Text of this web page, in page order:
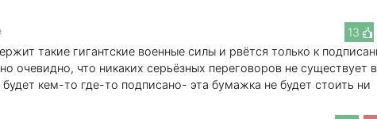
13
такие гигантские военные силы и рвётся только к
очевидно, что никаких серьёзных переговоров не существует в
кем-то где-то подписано- эта бумажка не будет стоить ни